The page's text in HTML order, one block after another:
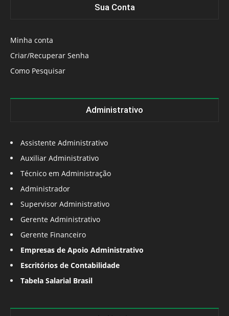
Sua Conta
Minha conta
Criar/Recuperar Senha
Como Pesquisar
Administrativo
Assistente Administrativo
Auxiliar Administrativo
Técnico em Administração
Administrador
Supervisor Administrativo
Gerente Administrativo
Gerente Financeiro
Empresas de Apoio Administrativo
Escritórios de Contabilidade
Tabela Salarial Brasil